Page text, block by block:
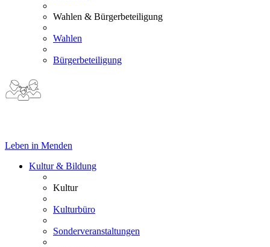
Wahlen & Bürgerbeteiligung
Wahlen
Bürgerbeteiligung
Leben in Menden
Kultur & Bildung
Kultur
Kulturbüro
Sonderveranstaltungen